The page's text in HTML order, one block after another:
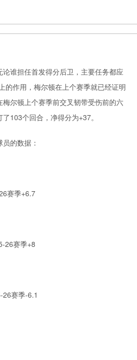
谁担任首发得分后卫，主要任务都应
的作用，梅尔顿在上个赛季就已经证明
尔顿上个赛季前交叉韧带受伤前的六
103个回合，净得分为+37。
的数据：
赛季+6.7
26赛季+8
赛季-6.1